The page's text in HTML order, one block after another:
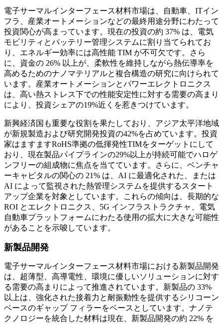
電子サーマルインターフェース材料市場は、自動車、ITイン
フラ、産業オートメーションなどの最終用途分野にわたって
投資関心が高まっています。現在の投資の約 37% は、電気
モビリティとバッテリー管理システムに割り当てられてお
り、エネルギー効率には高性能 TIM が不可欠です。さら
に、資金の 26% 以上が、柔軟性を維持しながら熱伝導率を
高めるためのナノマテリアルと複合構造の研究に向けられて
います。産業オートメーションとパワーエレクトロニクス
は、高い熱ストレス下での性能安定性に対する需要の高まり
により、投資シェアの19%近くを惹きつけています。
新興経済国も重要な役割を果たしており、アジア太平洋地域
が新規製造および研究開発投資の42%を占めています。投資
家はますますRoH​​S準拠の低揮発性TIMをターゲットにして
おり、現在製品パイプラインの29%以上が持続可能でハロゲ
ンフリーの組成物に焦点を当てています。さらに、ベンチャ
ーキャピタルの関心の 21% は、AI に最適化された、または
AI によって監視された熱管理システムを提供するスタート
アップ企業を対象としています。これらの傾向は、長期的な
ROI とエレクトロニクス、5G インフラストラクチャ、電気
自動車プラットフォームにわたる使用の拡大に大きな可能性
があることを示唆しています。
新製品開発
電子サーマルインターフェース材料市場における新製品開発
は、超薄型、高導電性、環境に優しいソリューションに対す
る需要の高まりによって推進されています。新製品の 33%
以上は、強化された接着力と耐振動性を提供するシリコーン
ベースのギャップ フィラーをベースとしています。ナノテ
クノロジーを統合した材料は現在、新製品開発の約 22% を